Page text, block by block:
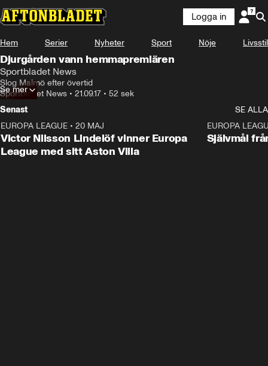
Logga in
Hem Serier Nyheter Sport Nöje Livsstil
Djurgården vann hemmapremiären
Sportbladet News
Slog Malmö efter övertid
Sportbladet News • 21.09.17 • 52 sek
Se mer
Senast
SE ALLA
EUROPA LEAGUE • 20 MAJ
Victor Nilsson Lindelöf vinner Europa
League med sitt Aston Villa
EUROPA
Självmål